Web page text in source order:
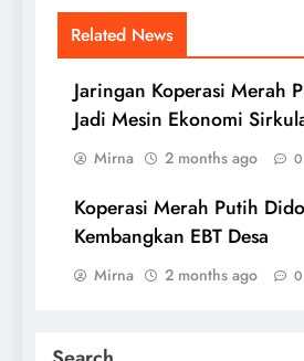
Related News
Jaringan Koperasi Merah
Jadi Mesin Ekonomi
Mirna 2 months ago 0
Koperasi Merah Putih
Kembangkan EBT Desa
Mirna 2 months ago 0